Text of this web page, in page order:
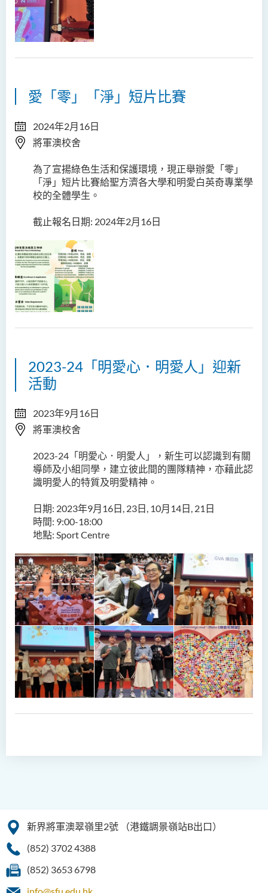
愛「零」「淨」短片比賽
2024年2月16日
將軍澳校舍
為了宣揚綠色生活和保護環境，現正舉辦愛「零」
「淨」短片比賽給聖方濟各大學和明愛白英奇專業學
校的全體學生。
截止報名日期: 2024年2月16日
2023-24「明愛心．明愛人」迎新
活動
2023年9月16日
將軍澳校舍
2023-24「明愛心．明愛人」，新生可以認識到有關
導師及小組同學，建立彼此間的團隊精神，亦藉此認
識明愛人的特質及明愛精神。
日期: 2023年9月16日, 23日, 10月14日, 21日
時間: 9:00-18:00
地點: Sport Centre
新界將軍澳翠嶺里2號
（港鐵調景嶺站B出口）
(852) 3702 4388
(852) 3653 6798